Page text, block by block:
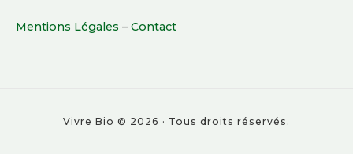
?
Footer
Mentions Légales – Contact
Vivre Bio © 2026 · Tous droits réservés.